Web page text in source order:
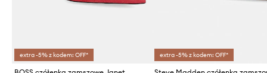
extra -5% z kodem: OFF* extra -5% z kodem: OFF*